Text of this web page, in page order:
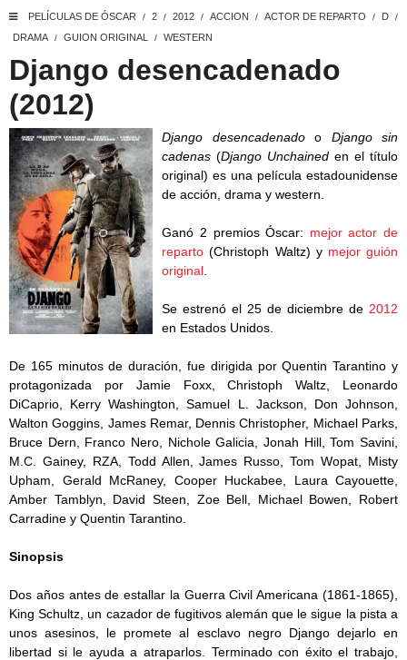
PELÍCULAS DE ÓSCAR / 2 / 2012 / ACCION / ACTOR DE REPARTO / D /
DRAMA / GUION ORIGINAL / WESTERN
Django desencadenado
(2012)
Django desencadenadoo Django sin
cadenas (Django Unchained en el título
original) es una película estadounidense
de acción, drama y western.
Ganó 2 premios Óscar: mejor actor de
reparto (Christoph Waltz) y mejor guión
original
Se estrenó el 25 de diciembre de 2012
en Estados Unidos.
De 165 minutos de duración, fue dirigida por Quentin Tarantino y
protagonizada por Jamie Foxx, Christoph Waltz, Leonardo
DiCaprio, Kerry Washington, Samuel L. Jackson, Don Johnson,
Walton Goggins, James Remar, Dennis Christopher, Michael Parks,
Bruce Dern, Franco Nero, Nichole Galicia, Jonah Hill, Tom Savini,
M.C. Gainey, RZA, Todd Allen, James Russo, Tom Wopat, Misty
Upham, Gerald McRaney, Cooper Huckabee, Laura Cayouette,
Amber Tamblyn, David Steen, Zoe Bell, Michael Bowen, Robert
Carradine y Quentin Tarantino.
Sinopsis
Dos años antes de estallar la Guerra Civil Americana (1861-1865),
King Schultz, un cazador de fugitivos alemán que le sigue la pista a
unos asesinos, le promete al esclavo negro Django dejarlo en
libertad si le ayuda a atraparlos. Terminado con éxito el trabajo,